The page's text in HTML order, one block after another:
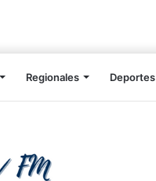
Regionales Deportes